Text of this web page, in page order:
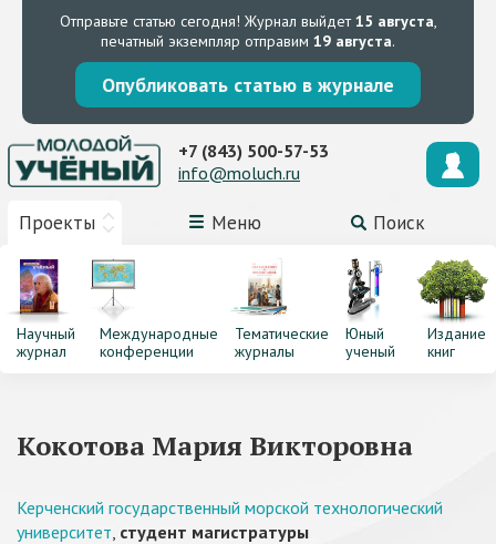
Отправьте статью сегодня! Журнал выйдет15 августа,
печатный экземпляр отправим 19 августа.
Опубликовать статью в журнале
Проекты Меню Поиск
+7 (843) 500-57-53
info@moluch.ru
Научный
журнал
Международные
конференции
Тематические
журналы
Юный
ученый
Издание
книг
Кокотова Мария Викторовна
Керченский государственный морской технологический
университет, студент магистратуры